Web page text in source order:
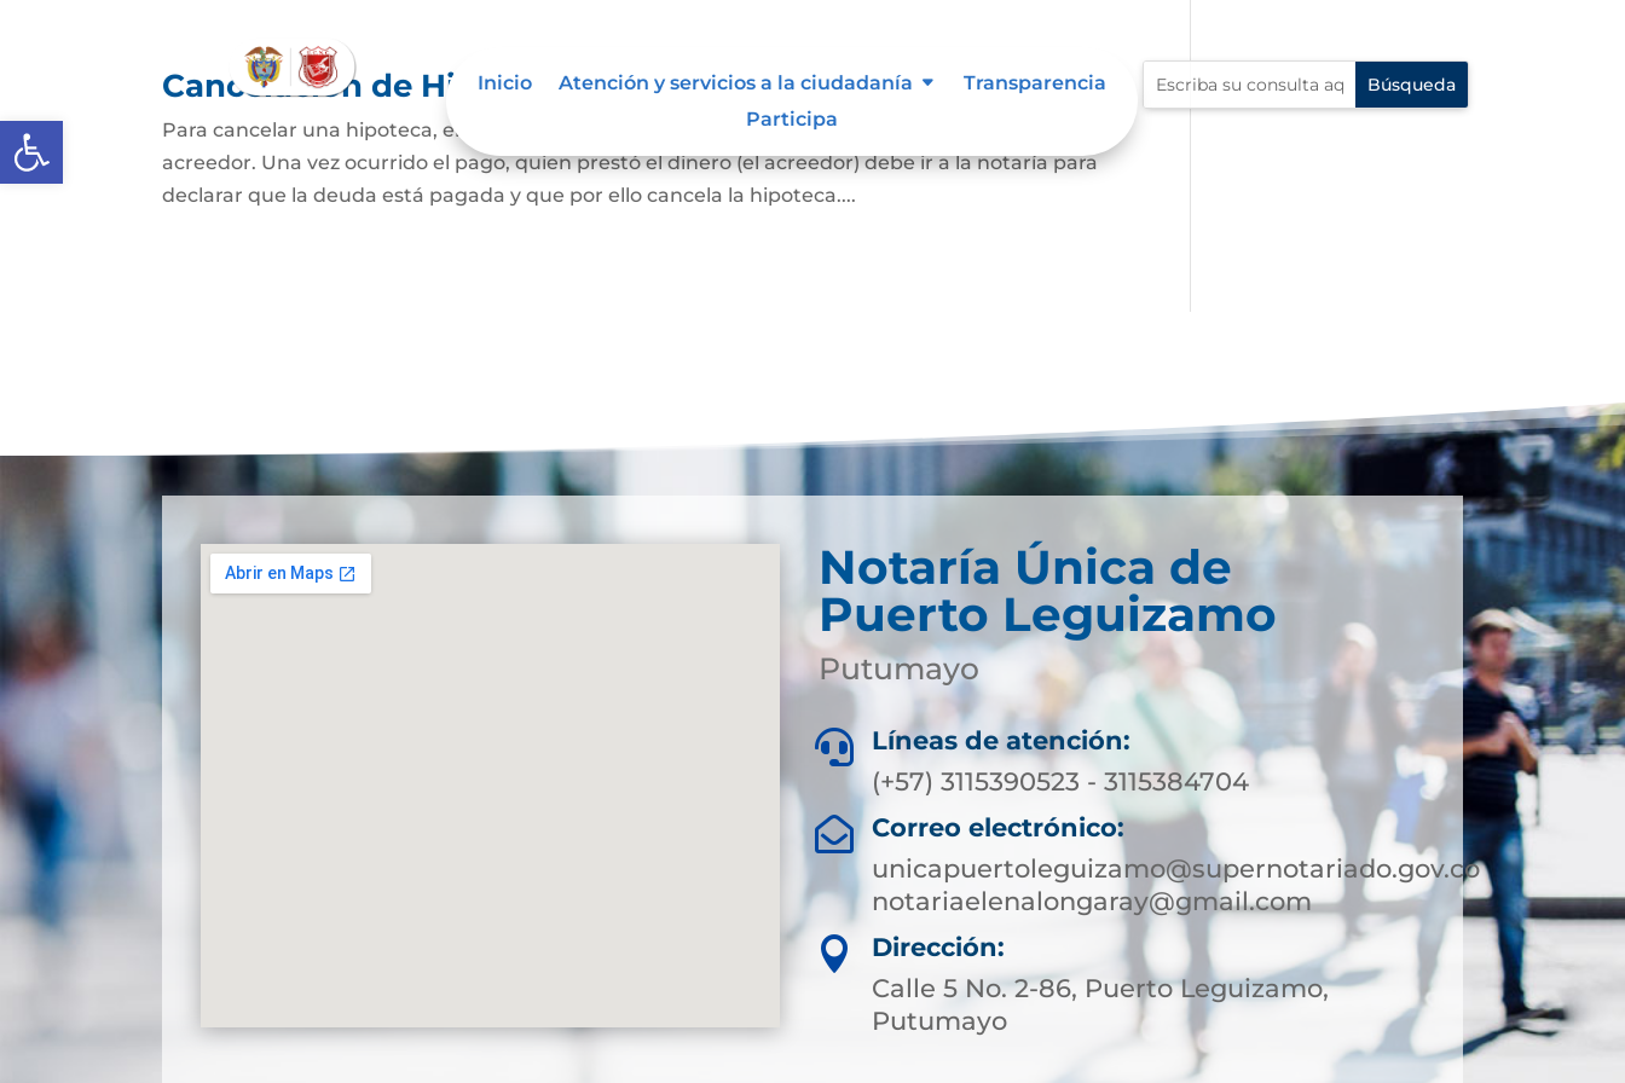
Abrir barra de herramientas
Inicio Atención y servicios a la ciudadanía
Transparencia
Participa
Cancelación de Hipoteca
Para cancelar una hipoteca, el dueño del bien hipotecado debe pagar la totalidad de la deuda al
acreedor. Una vez ocurrido el pago, quien prestó el dinero (el acreedor) debe ir a la notaría para
declarar que la deuda está pagada y que por ello cancela la hipoteca....
Notaría Única de
Puerto Leguizamo
Putumayo

Líneas de atención:
(+57) 3115390523 - 3115384704

Correo electrónico:
unicapuertoleguizamo@supernotariado.gov.co
notariaelenalongaray@gmail.com

Dirección:
Calle 5 No. 2-86, Puerto Leguizamo,
Putumayo